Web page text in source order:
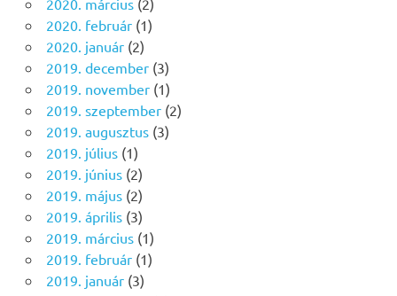
2020. március(2)
2020. február(1)
2020. január(2)
2019. december(3)
2019. november(1)
2019. szeptember(2)
2019. augusztus(3)
2019. július(1)
2019. június(2)
2019. május(2)
2019. április(3)
2019. március(1)
2019. február(1)
2019. január(3)